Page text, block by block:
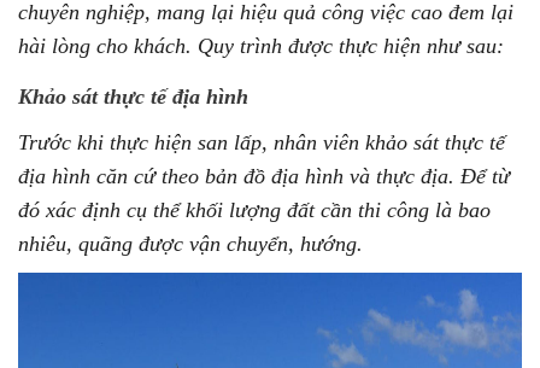
chuyên nghiệp, mang lại hiệu quả công việc cao đem lại
hài lòng cho khách. Quy trình được thực hiện như sau:
Khảo sát thực tế địa hình
Trước khi thực hiện san lấp, nhân viên khảo sát thực tế
địa hình căn cứ theo bản đồ địa hình và thực địa. Để từ
đó xác định cụ thể khối lượng đất cần thi công là bao
nhiêu, quãng được vận chuyển, hướng.